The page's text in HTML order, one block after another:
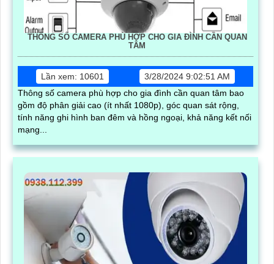
THÔNG SỐ CAMERA PHÙ HỢP CHO GIA ĐÌNH CẦN QUAN
TÂM
Lần xem: 10601
3/28/2024 9:02:51 AM
Thông số camera phù hợp cho gia đình cần quan tâm bao
gồm độ phân giải cao (ít nhất 1080p), góc quan sát rộng,
tính năng ghi hình ban đêm và hồng ngoại, khả năng kết nối
mạng...